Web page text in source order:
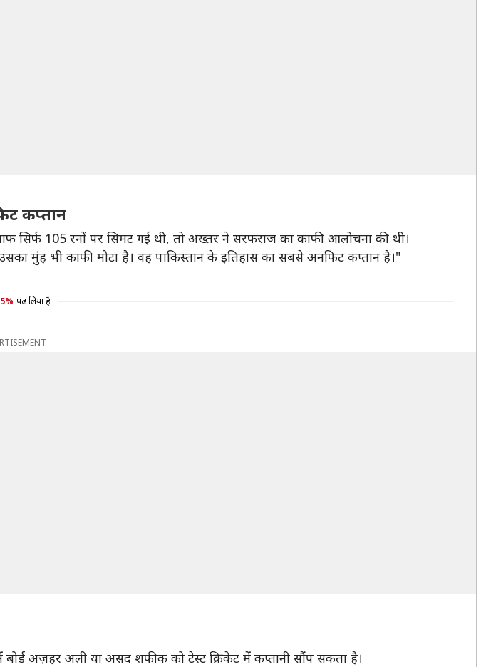
कप्तान
सिर्फ 105 रनों पर सिमट गई थी, तो अख्तर ने सरफराज का काफी आलोचना की थी।
मुंह भी काफी मोटा है। वह पाकिस्तान के इतिहास का सबसे अनफिट कप्तान है।"
पढ़ लिया है
में बोर्ड अज़हर अली या असद शफीक को टेस्ट क्रिकेट में कप्तानी सौंप सकता है।